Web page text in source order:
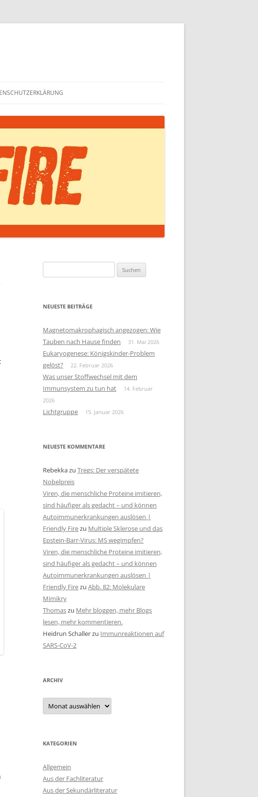
nach:
NEUESTE BEITRÄGE
Magnetomakrophagisch angezogen: Wie
Tauben nach Hause finden
31. Mai 2026
Eukaryogenese: Königskinder-Problem
gelöst?
22. Februar 2026
Was unser Stoffwechsel mit dem
Immunsystem zu tun hat
14. Februar
2026
Lichtgruppe 15. Januar 2026
NEUESTE KOMMENTARE
Rebekkazu Tregs: Der verspätete
Nobelpreis
Viren, die menschliche Proteine imitieren,
sind häufiger als gedacht – und können
Autoimmunerkrankungen auslösen |
Friendly Firezu Multiple Sklerose und das
Epstein-Barr-Virus: MS wegimpfen?
Viren, die menschliche Proteine imitieren,
sind häufiger als gedacht – und können
Autoimmunerkrankungen auslösen |
Friendly Firezu Abb. 82: Molekulare
Mimikry
Thomaszu Mehr bloggen, mehr Blogs
lesen, mehr kommentieren.
Heidrun Schallerzu Immunreaktionen auf
SARS-CoV-2
ARCHIV
Archiv
KATEGORIEN
Allgemein
Aus der Fachliteratur
Aus der Sekundärliteratur